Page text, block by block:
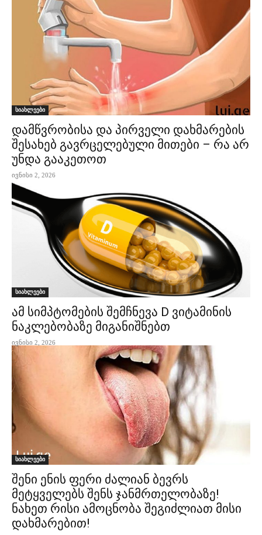
სიახლეები
დამწვრობისა და პირველი დახმარების
შესახებ გავრცელებული მითები – რა არ
უნდა გააკეთოთ
ივნისი 2, 2026
სიახლეები
ამ სიმპტომების შემჩნევა D ვიტამინის
ნაკლებობაზე მიგანიშნებთ
ივნისი 2, 2026
სიახლეები
შენი ენის ფერი ძალიან ბევრს
მეტყველებს შენს ჯანმრთელობაზე!
ნახეთ რისი ამოცნობა შეგიძლიათ მისი
დახმარებით!